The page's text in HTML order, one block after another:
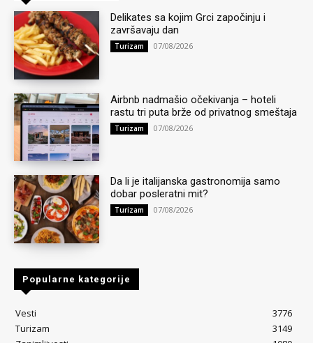
Delikates sa kojim Grci započinju i
završavaju dan
Turizam 07/08/2026
Airbnb nadmašio očekivanja – hoteli
rastu tri puta brže od privatnog smeštaja
Turizam 07/08/2026
Da li je italijanska gastronomija samo
dobar posleratni mit?
Turizam 07/08/2026
Popularne kategorije
Vesti
3776
Turizam
3149